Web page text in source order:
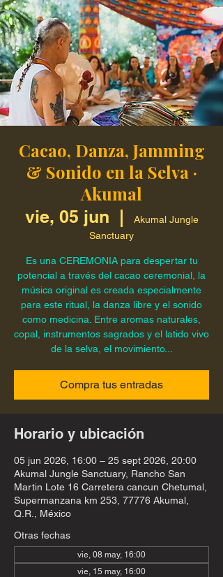
Cacao, Danza, Jamming
& Sonido en la Selva ·
Akumal
vie, 05 jun
  |
Akumal Jungle
Sanctuary
Es una CEREMONIA para despertar tu
potencial a través del cacao ceremonial, la
música original es creada especialmente
para este ritual, la danza libre y el sonido
como medicina. Entre aromas naturales,
copal, instrumentos sagrados y el latido vivo
de la selva, el movimiento...
Compra tus entradas
Horario y ubicación
05 jun 2026, 16:00 – 25 sept 2026, 20:00
Akumal Jungle Sanctuary, Rancho San
Martin Lote 16 Carretera cancun Chetumal,
Supermanzana km 253, 77776 Akumal,
Q.R., México
Otras fechas
vie, 08 may, 16:00
vie, 15 may, 16:00